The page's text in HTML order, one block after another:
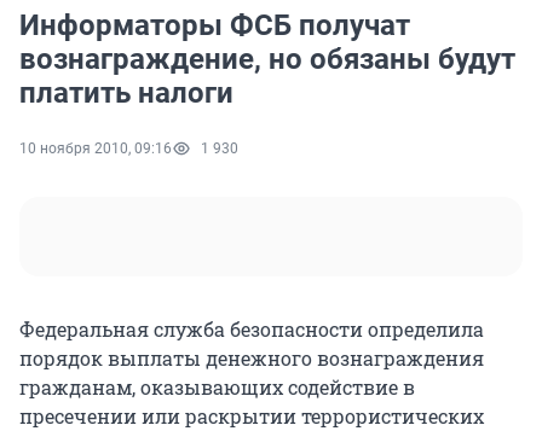
Информаторы ФСБ получат
вознаграждение, но обязаны будут
платить налоги
10 ноября 2010, 09:16 1 930
Федеральная служба безопасности определила
порядок выплаты денежного вознаграждения
гражданам, оказывающих содействие в
пресечении или раскрытии террористических